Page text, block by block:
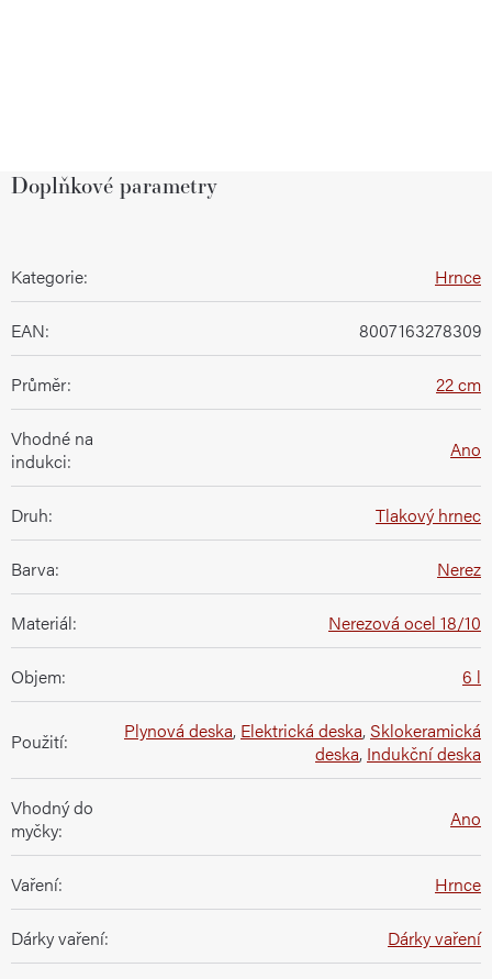
Doplňkové parametry
Kategorie: Hrnce
EAN: 8007163278309
Průměr: 22 cm
Vhodné na
indukci: Ano
Druh: Tlakový hrnec
Barva: Nerez
Materiál: Nerezová ocel 18/10
Objem: 6 l
Použití: Plynová deska, Elektrická deska, Sklokeramická
deska, Indukční deska
Vhodný do
myčky: Ano
Vaření: Hrnce
Dárky vaření: Dárky vaření